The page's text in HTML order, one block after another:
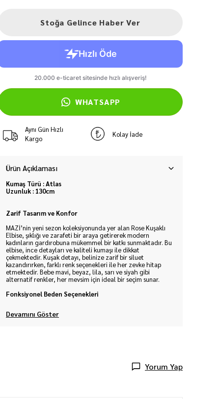
Stoğa Gelince Haber Ver
WHATSAPP
Aynı Gün Hızlı
Kargo
Kolay İade
Ürün Açıklaması
Kumaş Türü : Atlas
Uzunluk : 130cm
Zarif Tasarım ve Konfor
MAZİ’nin yeni sezon koleksiyonunda yer alan Rose Kuşaklı
Elbise, şıklığı ve zarafeti bir araya getirerek modern
kadınların gardırobuna mükemmel bir katkı sunmaktadır. Bu
elbise, ince detayları ve kaliteli kumaşı ile dikkat
çekmektedir. Kuşak detayı, belinize zarif bir siluet
kazandırırken, farklı renk seçenekleri ile her zevke hitap
etmektedir. Bebe mavi, beyaz, lila, sarı ve siyah gibi
alternatif renkler, her mevsim için ideal bir seçim sunar.
Fonksiyonel Beden Seçenekleri
Devamını Göster
Yorum Yap